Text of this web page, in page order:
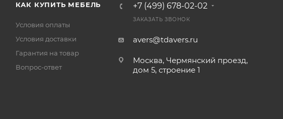
КАК КУПИТЬ МЕБЕЛЬ
Условия оплаты
Условия доставки
Гарантия на товар
Вопрос-ответ
+7 (499) 678-02-02
ЗАКАЗАТЬ ЗВОНОК
avers@tdavers.ru
Москва, Чермянский проезд,
дом 5, строение 1